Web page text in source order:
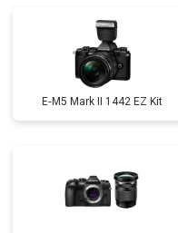
E‑M5 Mark II 1442 EZ Kit